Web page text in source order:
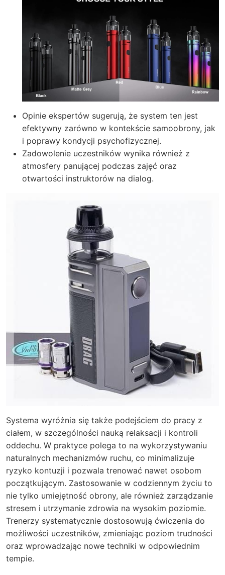
Opinie ekspertów sugerują, że system ten jest
efektywny zarówno w kontekście samoobrony, jak
i poprawy kondycji psychofizycznej.
Zadowolenie uczestników wynika również z
atmosfery panującej podczas zajęć oraz
otwartości instruktorów na dialog.
Systema wyróżnia się także podejściem do pracy z
ciałem, w szczególności nauką relaksacji i kontroli
oddechu. W praktyce polega to na wykorzystywaniu
naturalnych mechanizmów ruchu, co minimalizuje
ryzyko kontuzji i pozwala trenować nawet osobom
początkującym. Zastosowanie w codziennym życiu to
nie tylko umiejętność obrony, ale również zarządzanie
stresem i utrzymanie zdrowia na wysokim poziomie.
Trenerzy systematycznie dostosowują ćwiczenia do
możliwości uczestników, zmieniając poziom trudności
oraz wprowadzając nowe techniki w odpowiednim
tempie.